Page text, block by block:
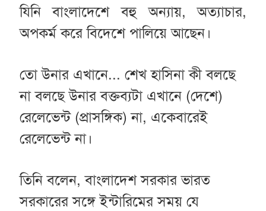
যিনি বাংলাদেশে বহু অন্যায়, অত্যাচার,
অপকর্ম করে বিদেশে পালিয়ে আছেন।
তো উনার এখানে... শেখ হাসিনা কী বলছে
না বলছে উনার বক্তব্যটা এখানে (দেশে)
রেলেভেন্ট (প্রাসঙ্গিক) না, একেবারেই
রেলেভেন্ট না।
তিনি বলেন, বাংলাদেশ সরকার ভারত
সরকারের সঙ্গে ইন্টারিমের সময় যে